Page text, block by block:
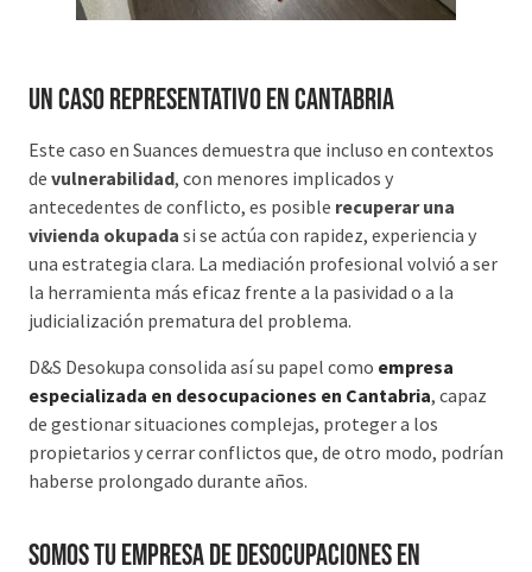
Un caso representativo en Cantabria
Este caso en Suances demuestra que incluso en contextos
de vulnerabilidad, con menores implicados y
antecedentes de conflicto, es posible recuperar una
vivienda okupada si se actúa con rapidez, experiencia y
una estrategia clara. La mediación profesional volvió a ser
la herramienta más eficaz frente a la pasividad o a la
judicialización prematura del problema.
D&S Desokupa consolida así su papel como empresa
especializada en desocupaciones en Cantabria, capaz
de gestionar situaciones complejas, proteger a los
propietarios y cerrar conflictos que, de otro modo, podrían
haberse prolongado durante años.
Somos tu Empresa de desocupaciones en